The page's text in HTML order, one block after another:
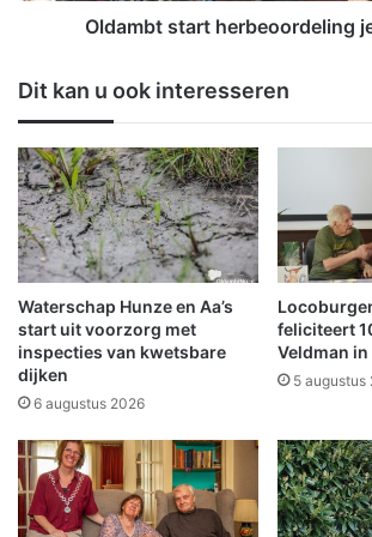
0
0
e
e
d
i
t
i
e
v
a
n
d
A
d
r
i
h
e
r
b
e
o
o
r
d
e
l
i
n
j
e
u
g
Oldambt start herbeoordeling
Dit kan u ook interesseren
Waterschap Hunze en Aa’s
start uit voorzorg met
inspecties van kwetsbare
dijken
6 augustus 2026
feliciteert
Veldman
5 augustus